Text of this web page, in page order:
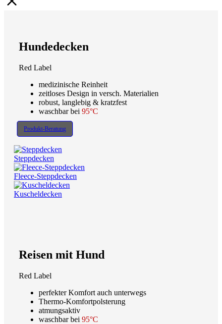
Hundedecken
Red Label
medizinische Reinheit
zeitloses Design in versch. Materialien
robust, langlebig & kratzfest
waschbar bei 95°C
Produkt-Beratung
Steppdecken
Fleece-Steppdecken
Kuscheldecken
Reisen mit Hund
Red Label
perfekter Komfort auch unterwegs
Thermo-Komfortpolsterung
atmungsaktiv
waschbar bei 95°C